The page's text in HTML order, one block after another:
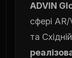
ADVIN
сфері AR/
та